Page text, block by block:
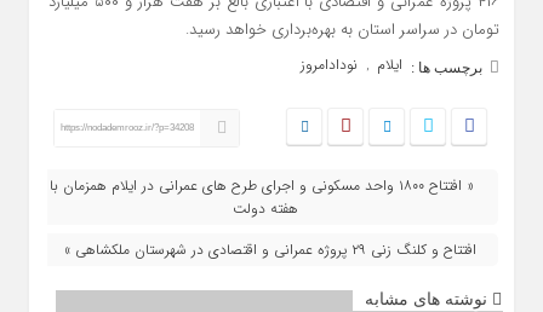
تومان در سراسر استان به بهره‌برداری خواهد رسید.
برچسب ها : ایلام , نودادامروز
https://nodademrooz.ir/?p=34208
« افتتاح ۱۸۰۰ واحد مسکونی و اجرای طرح‌ های عمرانی در ایلام همزمان با
هفته دولت
افتتاح و کلنگ‌ زنی ۲۹ پروژه عمرانی و اقتصادی در شهرستان ملکشاهی »
نوشته های مشابه